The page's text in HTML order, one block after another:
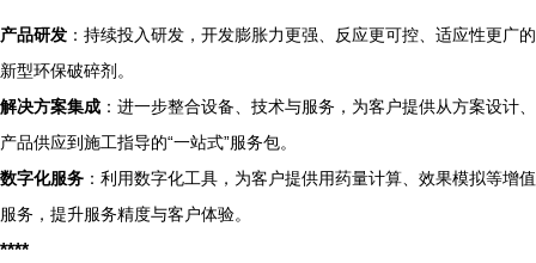
产品研发 ：持续投入研发，开发膨胀力更强、反应更可控、适应性更广的
新型环保破碎剂。
解决方案集成 ：进一步整合设备、技术与服务，为客户提供从方案设计、
产品供应到施工指导的“一站式”服务包。
数字化服务 ：利用数字化工具，为客户提供用药量计算、效果模拟等增值
服务，提升服务精度与客户体验。
****